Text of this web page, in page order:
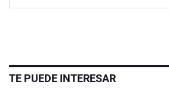
TE PUEDE INTERESAR